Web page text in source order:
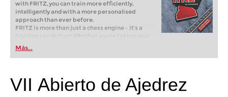
with FRITZ, you can train more efficiently,
intelligently and with a more personalised
approach than ever before.
FRITZ is more than just a chess engine – it’s a
training revolution! Whether you’re taking your
first steps into the world of club chess, or already
playing at a tournament level: with FRITZ, you can
train more efficiently, intelligently and with a
Más...
VII Abierto de Ajedrez